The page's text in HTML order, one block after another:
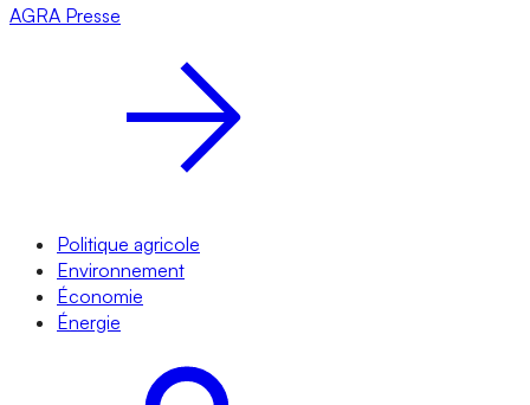
AGRA Presse
Politique agricole
Environnement
Économie
Énergie